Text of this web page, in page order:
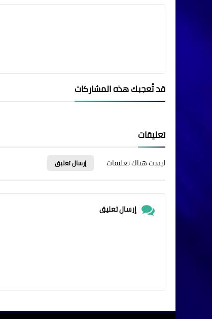
قد تُعجبك هذه المشاركات
تعليقات
ليست هناك تعليقات إرسال تعليق
إرسال تعليق